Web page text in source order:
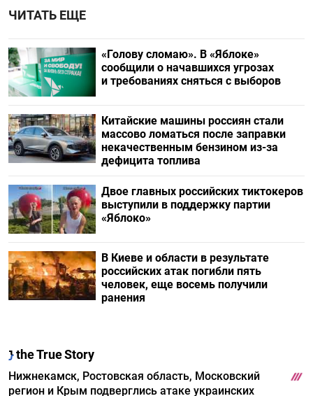
ЧИТАТЬ ЕЩЕ
«Голову сломаю». В «Яблоке»
сообщили о начавшихся угрозах
и требованиях сняться с выборов
Китайские машины россиян стали
массово ломаться после заправки
некачественным бензином из-за
дефицита топлива
Двое главных российских тиктокеров
выступили в поддержку партии
«Яблоко»
В Киеве и области в результате
российских атак погибли пять
человек, еще восемь получили
ранения